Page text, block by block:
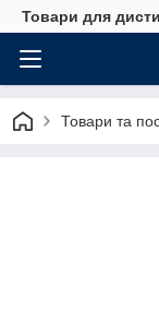
Товари для
Товари та